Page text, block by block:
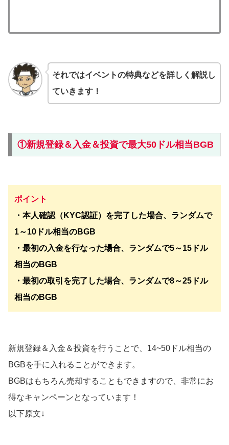
それではイベントの特典などを詳しく解説し
ていきます！
①新規登録＆入金＆投資で最大50ドル相当BGB
ポイント
・本人確認（KYC認証）を完了した場合、ランダムで
1～10ドル相当のBGB
・最初の入金を行なった場合、ランダムで5～15ドル
相当のBGB
・最初の取引を完了した場合、ランダムで8～25ドル
相当のBGB
新規登録＆入金＆投資を行うことで、14~50ドル相当の
BGBを手に入れることができます。
BGBはもちろん売却することもできますので、非常にお
得なキャンペーンとなっています！
以下原文↓